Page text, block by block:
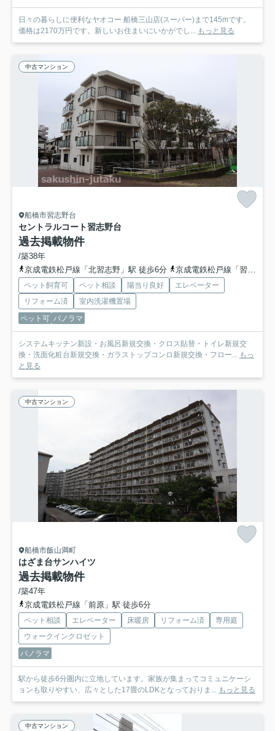
日々の暮らしに便利なヤオコー 船橋三山店(スーパー)まで145mです。
価格は2170万円です。新しいお住まいにいかがでし...
もっと見る
中古マンション
船橋市習志野台
セントラルコート習志野台
過去掲載物件
/築38年
京成電鉄松戸線「北習志野」駅 徒歩6分
京成電鉄松戸線「習志野」駅 徒歩9分
ペット飼育可 ペット相談 陽当り良好
エレベーター
リフォーム済
室内洗濯機置場
ペット可 パノラマ
システムキッチン新設・お風呂新規交換・クロス貼替・トイレ新規交
換・洗面化粧台新規交換・ガラストップコンロ新規交換・フロー...
もっ
と見る
中古マンション
船橋市飯山満町
はざま台サンハイツ
過去掲載物件
/築47年
京成電鉄松戸線「前原」駅 徒歩6分
ペット相談 エレベーター 床暖房 リフォーム済
専用庭
ウォークインクロゼット
パノラマ
駅から徒歩6分圏内に立地しています。家族が集まってコミュニケーシ
ョンも取りやすい、広々とした17畳のLDKとなっておりま...
もっと見る
中古マンション